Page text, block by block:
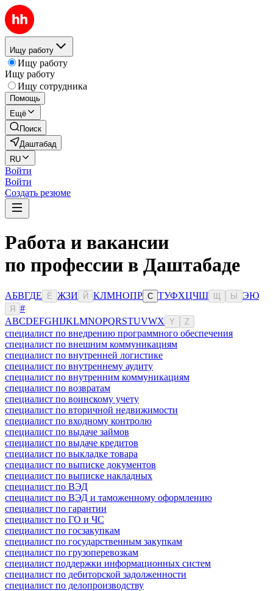
Ищу работу
Ищу работу
Ищу работу
Ищу сотрудника
Помощь
Ещё
Поиск
Даштабад
RU
Войти
Войти
Создать резюме
Работа и вакансии
по профессии в Даштабаде
АБВГДЕ Ё ЖЗИ Й КЛМНОПР С ТУФХЦЧШ Ы ЭЮ
Я
#
ABCDEFGHIJKLMNOPQRSTUVWX Y Z
специалист по внедрению программного обеспечения
специалист по внешним коммуникациям
специалист по внутренней логистике
специалист по внутреннему аудиту
специалист по внутренним коммуникациям
специалист по возвратам
специалист по воинскому учету
специалист по вторичной недвижимости
специалист по входному контролю
специалист по выдаче займов
специалист по выдаче кредитов
специалист по выкладке товара
специалист по выписке документов
специалист по выписке накладных
специалист по ВЭД
специалист по ВЭД и таможенному оформлению
специалист по гарантии
специалист по ГО и ЧС
специалист по госзакупкам
специалист по государственным закупкам
специалист по грузоперевозкам
специалист поддержки информационных систем
специалист по дебиторской задолженности
специалист по делопроизводству